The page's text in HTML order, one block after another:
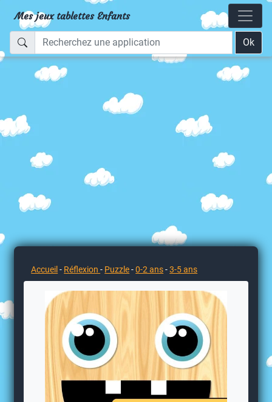
Mes jeux tablettes Enfants
Ok
Accueil - Réflexion- Puzzle-0-2 ans-3-5 ans